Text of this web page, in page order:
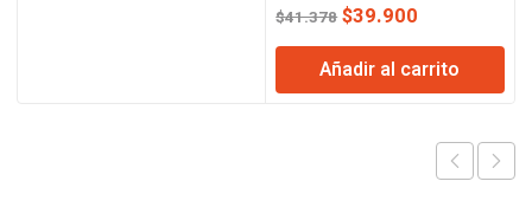
$41.378El
precio
original
era:
$39.900
precio
actual
es:
Añadir al carrito